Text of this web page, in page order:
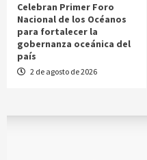
Celebran Primer Foro
Nacional de los Océanos
para fortalecer la
gobernanza oceánica del
país
2 de agosto de 2026